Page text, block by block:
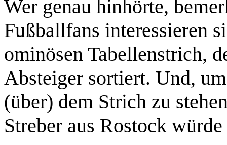
Wer genau hinhörte,
Fußballfans interessieren
ominösen Tabellenstrich,
Absteiger sortiert. Und,
(über) dem Strich zu
Streber aus Rostock